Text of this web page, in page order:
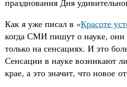
Как я уже писал в «Красоте
когда СМИ пишут о науке, они
только на сенсациях. И это
Сенсации в науке возникают
крае, а это значит, что новое